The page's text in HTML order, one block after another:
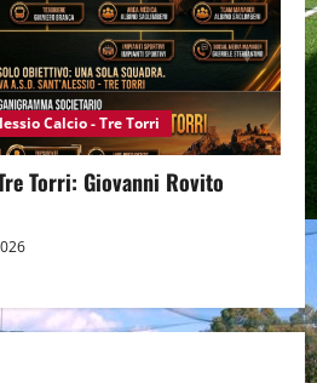
Calcio - Tre Torri
Torri: Giovanni Rovito